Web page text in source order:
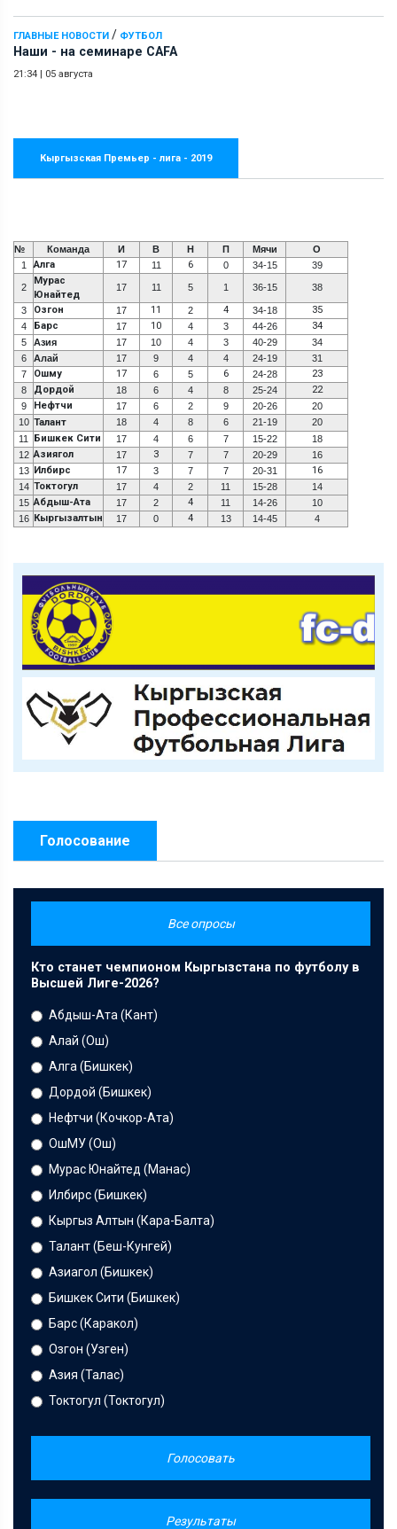
ГЛАВНЫЕ НОВОСТИ / ФУТБОЛ
Наши - на семинаре СAFA
21:34 | 05 августа
Кыргызская Премьер - лига - 2019
№ Команда И В Н П Мячи
О
1
Алга 17 11 6 0 34-15 39
2
Мурас
Юнайтед
17 11 5 1 36-15 38
3 Озгон 17 11 2 4 34-18 35
4 Барс 17 10 4 3 44-26 34
5 Азия 17 10 4 3 40-29
34
6
Алай 17 9 4 4 24-19
31
7
Ошму 17 6 5 6 24-28 23
8 Дордой 18 6 4 8 25-24 22
9 Нефтчи 17 6 2 9 20-26
20
10 Талант 18 4 8 6 21-19
20
11
Бишкек Сити 17 4 6 7 15-22
18
12 Азиягол 17 3 7 7 20-29
16
13 Илбирс 17 3 7 7 20-31 16
14 Токтогул 17 4 2 11 15-28
14
15 Абдыш-Ата 17 2 4 11 14-26
10
16 Кыргызалтын 17 0 4 13 14-45 4
Голосование
Все опросы
Кто станет чемпионом Кыргызстана по футболу в
Высшей Лиге-2026?
Абдыш-Ата (Кант)
Алай (Ош)
Алга (Бишкек)
Дордой (Бишкек)
Нефтчи (Кочкор-Ата)
ОшМУ (Ош)
Мурас Юнайтед (Манас)
Илбирс (Бишкек)
Кыргыз Алтын (Кара-Балта)
Талант (Беш-Кунгей)
Азиагол (Бишкек)
Бишкек Сити (Бишкек)
Барс (Каракол)
Озгон (Узген)
Азия (Талас)
Токтогул (Токтогул)
Голосовать
Результаты